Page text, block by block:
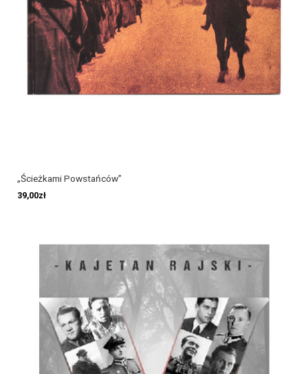
„Ścieżkami Powstańców”
39,00zł